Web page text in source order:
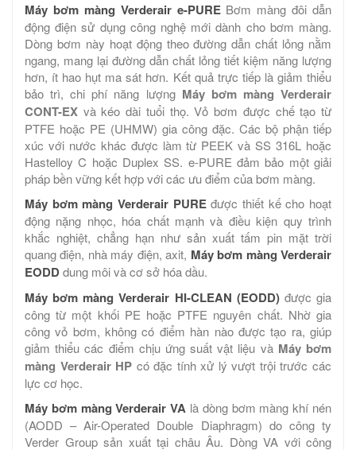
Máy bơm màng Verderair e-PURE Bơm màng đôi dẫn
động điện sử dụng công nghệ mới dành cho bơm màng.
Dòng bơm này hoạt động theo đường dẫn chất lỏng nằm
ngang, mang lại đường dẫn chất lỏng tiết kiệm năng lượng
hơn, ít hao hụt ma sát hơn. Kết quả trực tiếp là giảm thiểu
bảo trì, chi phí năng lượng Máy bơm màng Verderair
CONT-EX và kéo dài tuổi thọ. Vỏ bơm được chế tạo từ
PTFE hoặc PE (UHMW) gia công đặc. Các bộ phận tiếp
xúc với nước khác được làm từ PEEK và SS 316L hoặc
Hastelloy C hoặc Duplex SS. e-PURE đảm bảo một giải
pháp bền vững kết hợp với các ưu điểm của bơm màng.
Máy bơm màng Verderair PURE được thiết kế cho hoạt
động nặng nhọc, hóa chất mạnh và điều kiện quy trình
khắc nghiệt, chẳng hạn như sản xuất tấm pin mặt trời
quang điện, nhà máy điện, axit, Máy bơm màng Verderair
EODDdung môi và cơ sở hóa dầu.
Máy bơm màng Verderair HI-CLEAN (EODD) được gia
công từ một khối PE hoặc PTFE nguyên chất. Nhờ gia
công vỏ bơm, không có điểm hàn nào được tạo ra, giúp
giảm thiểu các điểm chịu ứng suất vật liệu và Máy bơm
màng Verderair HP có đặc tính xử lý vượt trội trước các
lực cơ học.
Máy bơm màng Verderair VA là dòng bơm màng khí nén
(AODD – Air-Operated Double Diaphragm) do công ty
Verder Group sản xuất tại châu Âu. Dòng VA với công